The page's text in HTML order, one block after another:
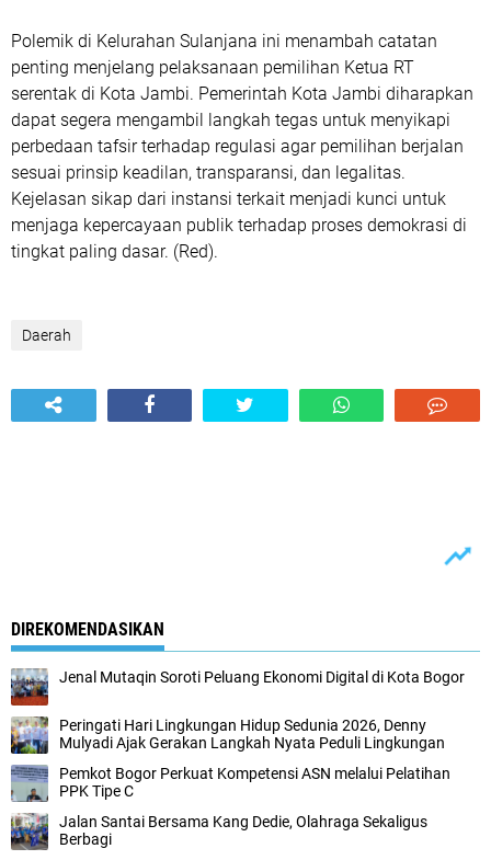
Polemik di Kelurahan Sulanjana ini menambah catatan
penting menjelang pelaksanaan pemilihan Ketua RT
serentak di Kota Jambi. Pemerintah Kota Jambi diharapkan
dapat segera mengambil langkah tegas untuk menyikapi
perbedaan tafsir terhadap regulasi agar pemilihan berjalan
sesuai prinsip keadilan, transparansi, dan legalitas.
Kejelasan sikap dari instansi terkait menjadi kunci untuk
menjaga kepercayaan publik terhadap proses demokrasi di
tingkat paling dasar. (Red).
Daerah
DIREKOMENDASIKAN
Jenal Mutaqin Soroti Peluang Ekonomi Digital di Kota Bogor
Peringati Hari Lingkungan Hidup Sedunia 2026, Denny
Mulyadi Ajak Gerakan Langkah Nyata Peduli Lingkungan
Pemkot Bogor Perkuat Kompetensi ASN melalui Pelatihan
PPK Tipe C
Jalan Santai Bersama Kang Dedie, Olahraga Sekaligus
Berbagi